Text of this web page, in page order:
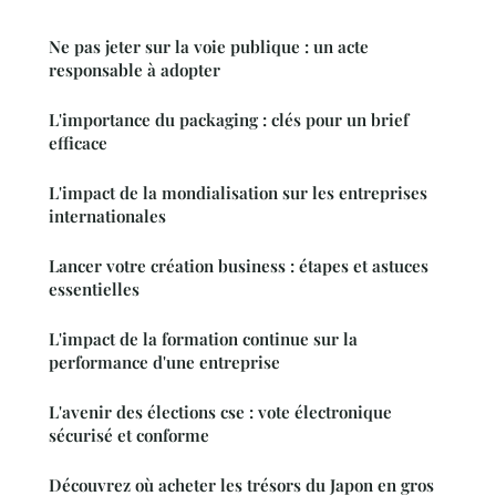
Ne pas jeter sur la voie publique : un acte
responsable à adopter
L'importance du packaging : clés pour un brief
efficace
L'impact de la mondialisation sur les entreprises
internationales
Lancer votre création business : étapes et astuces
essentielles
L'impact de la formation continue sur la
performance d'une entreprise
L'avenir des élections cse : vote électronique
sécurisé et conforme
Découvrez où acheter les trésors du Japon en gros